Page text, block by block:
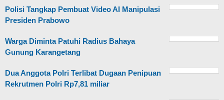
Polisi Tangkap Pembuat Video AI Manipulasi
Presiden Prabowo
Warga Diminta Patuhi Radius Bahaya
Gunung Karangetang
Dua Anggota Polri Terlibat Dugaan Penipuan
Rekrutmen Polri Rp7,81 miliar